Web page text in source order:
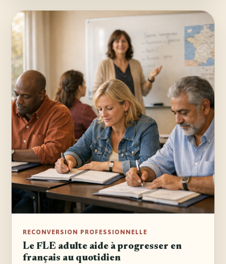
RECONVERSION PROFESSIONNELLE
Le FLE adulte aide à progresser en
français au quotidien